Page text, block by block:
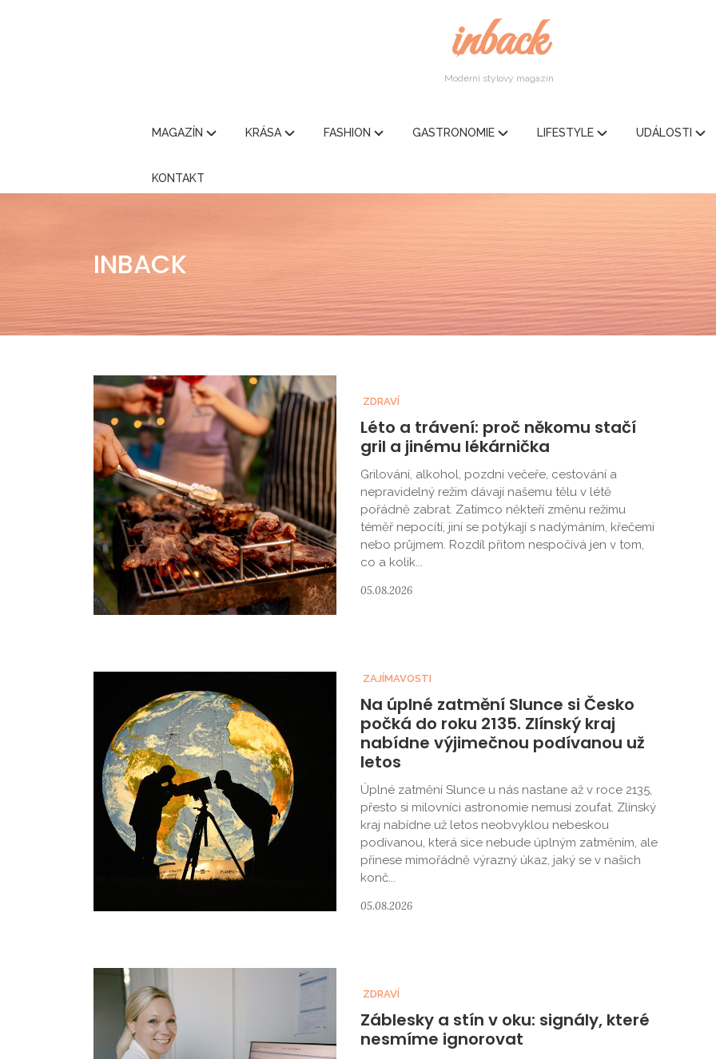
inback
Moderní stylový magazín
MAGAZÍN KRÁSA FASHION GASTRONOMIE LIFESTYLE UDÁLOSTI
KONTAKT
INBACK
ZDRAVÍ
Léto a trávení: proč někomu stačí
gril a jinému lékárnička
Grilování, alkohol, pozdní večeře, cestování a
nepravidelný režim dávají našemu tělu v létě
pořádně zabrat. Zatímco někteří změnu režimu
téměř nepocítí, jiní se potýkají s nadýmáním, křečemi
nebo průjmem. Rozdíl přitom nespočívá jen v tom,
co a kolik...
05.08.2026
ZAJÍMAVOSTI
Na úplné zatmění Slunce si Česko
počká do roku 2135. Zlínský kraj
nabídne výjimečnou podívanou už
letos
Úplné zatmění Slunce u nás nastane až v roce 2135,
přesto si milovníci astronomie nemusí zoufat. Zlínský
kraj nabídne už letos neobvyklou nebeskou
podívanou, která sice nebude úplným zatměním, ale
přinese mimořádně výrazný úkaz, jaký se v našich
konč...
05.08.2026
ZDRAVÍ
Záblesky a stín v oku: signály, které
nesmíme ignorovat